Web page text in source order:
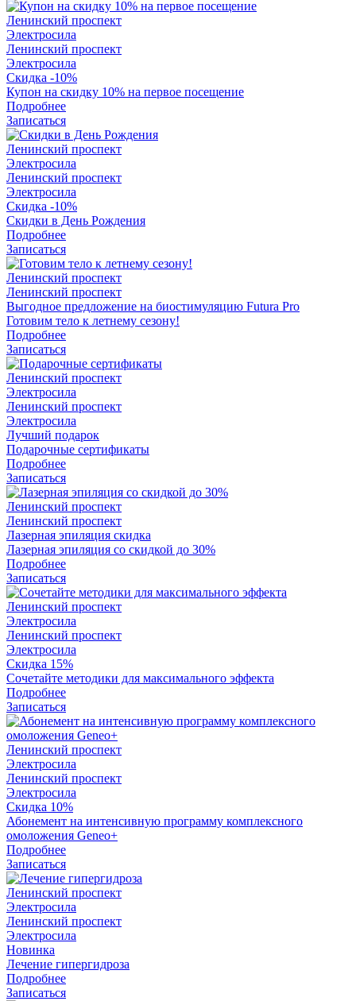
Ленинский проспект
Электросила
Ленинский проспект
Электросила
Скидка -10%
Купон на скидку 10% на первое посещение
Подробнее
Записаться
Ленинский проспект
Электросила
Ленинский проспект
Электросила
Скидка -10%
Скидки в День Рождения
Подробнее
Записаться
Ленинский проспект
Ленинский проспект
Выгодное предложение на биостимуляцию Futura Pro
Готовим тело к летнему сезону!
Подробнее
Записаться
Ленинский проспект
Электросила
Ленинский проспект
Электросила
Лучший подарок
Подарочные сертификаты
Подробнее
Записаться
Ленинский проспект
Ленинский проспект
Лазерная эпиляция скидка
Лазерная эпиляция со скидкой до 30%
Подробнее
Записаться
Ленинский проспект
Электросила
Ленинский проспект
Электросила
Скидка 15%
Сочетайте методики для максимального эффекта
Подробнее
Записаться
Ленинский проспект
Электросила
Ленинский проспект
Электросила
Скидка 10%
Абонемент на интенсивную программу комплексного
омоложения Geneo+
Подробнее
Записаться
Ленинский проспект
Электросила
Ленинский проспект
Электросила
Новинка
Лечение гипергидроза
Подробнее
Записаться